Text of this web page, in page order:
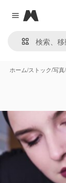
Close menu
Magnific
ホーム/ストック/写真/